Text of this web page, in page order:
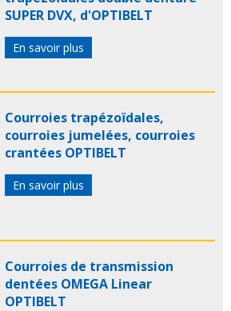
SUPER DVX, d'OPTIBELT
En savoir plus
Courroies trapézoïdales,
courroies jumelées, courroies
crantées OPTIBELT
En savoir plus
Courroies de transmission
dentées OMEGA Linear
OPTIBELT